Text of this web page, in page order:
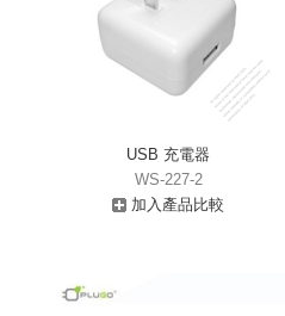
USB 充電器
WS-227-2
加入產品比較